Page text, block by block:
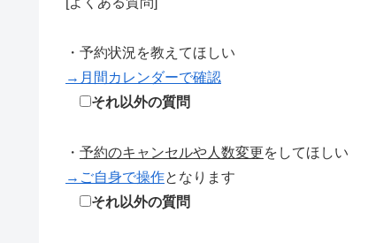
・予約状況を教えてほしい
→月間カレンダーで確認
それ以外の質問
・ 予約のキャンセルや人数変更をしてほしい
→ご自身で操作となります
それ以外の質問